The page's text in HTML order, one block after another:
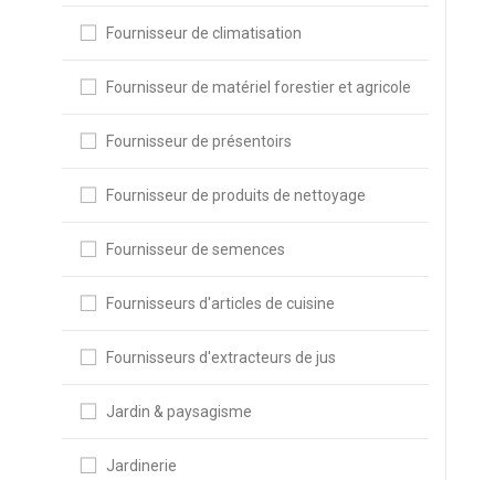
Fournisseur de climatisation
Fournisseur de matériel forestier et agricole
Fournisseur de présentoirs
Fournisseur de produits de nettoyage
Fournisseur de semences
Fournisseurs d'articles de cuisine
Fournisseurs d'extracteurs de jus
Jardin & paysagisme
Jardinerie